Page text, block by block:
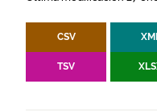
CSV
TSV